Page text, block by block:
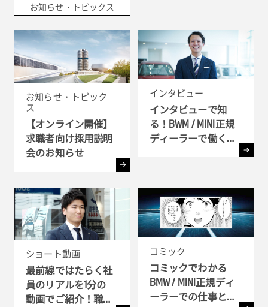
お知らせ・トピックス
お知らせ・トピック
ス
【オンライン開催】
求職者向け採用説明
会のお知らせ
インタビュー
インタビューで知
る！BWM / MINI正規
ディーラーで働く理
ショート動画
最前線ではたらく社
員のリアルを1分の
動画でご紹介！職種
コミック
コミックでわかる
BMW / MINI正規ディ
ーラーでの仕事とキ